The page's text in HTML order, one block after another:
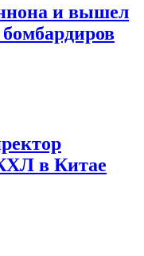
и вышел
в Китае